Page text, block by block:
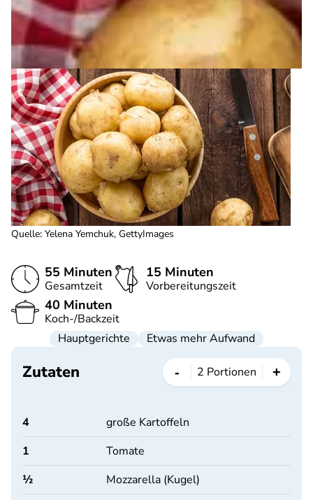
Quelle: Yelena Yemchuk, GettyImages
55 Minuten
Gesamtzeit
15 Minuten
Vorbereitungszeit
40 Minuten
Koch-/Backzeit
Hauptgerichte
Etwas mehr Aufwand
Zutaten - 2 Portionen +
4
große Kartoffeln
1
Tomate
½
Mozzarella (Kugel)